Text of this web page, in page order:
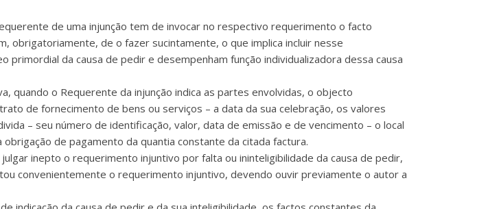
de uma injunção tem de invocar no respectivo requerimento o facto
obrigatoriamente, de o fazer sucintamente, o que implica incluir nesse
da causa de pedir e desempenham função individualizadora dessa causa
quando o Requerente da injunção indica as partes envolvidas, o objecto
de fornecimento de bens ou serviços – a data da sua celebração, os valores
– seu número de identificação, valor, data de emissão e de vencimento – o local
de pagamento da quantia constante da citada factura.
inepto o requerimento injuntivo por falta ou ininteligibilidade da causa de pedir,
convenientemente o requerimento injuntivo, devendo ouvir previamente o autor a